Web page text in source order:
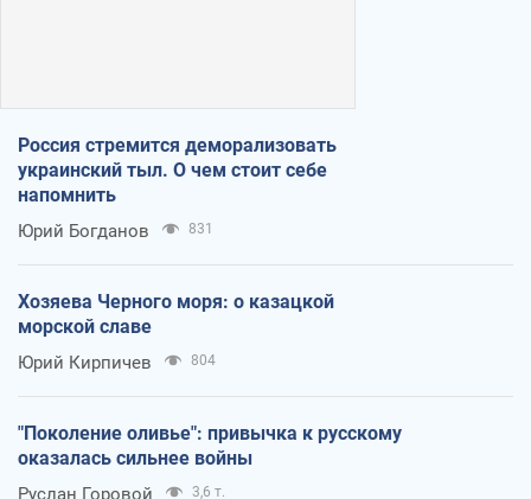
Россия стремится деморализовать
украинский тыл. О чем стоит себе
напомнить
Юрий Богданов 831
Хозяева Черного моря: о казацкой
морской славе
Юрий Кирпичев 804
"Поколение оливье": привычка к русскому
оказалась сильнее войны
Руслан Горовой 3,6 т.